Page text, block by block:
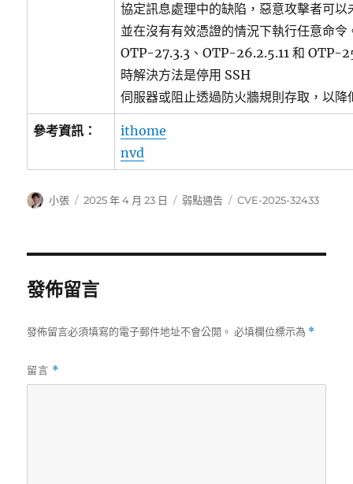
協定訊息處理中的缺陷，惡意攻擊者可
並在沒有有效憑證的情況下執行任意命令
OTP-27.3.3、OTP-26.2.5.11 和 OTP-
時解決方法是停用 SSH
伺服器或阻止透過防火牆規則存取，以降
參考資訊：
ithome
nvd
作
小張
發
2025 年 4 月 23 日
分
弱點通告
標
CVE-2025-32433
發佈留言
發佈留言必須填寫的電子郵件地址不會公開。 必填欄位標示為 *
留言 *